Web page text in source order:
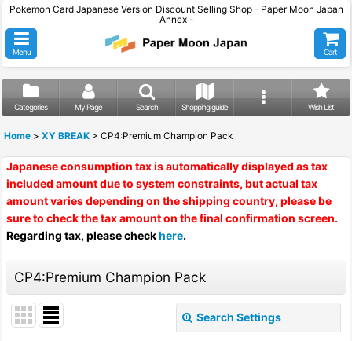
Pokemon Card Japanese Version Discount Selling Shop - Paper Moon Japan
Annex -
Menu Cart
Categories My Page Search Shopping guide Wish List
Home > XY BREAK > CP4:Premium Champion Pack
Japanese consumption tax is automatically displayed as tax
included amount due to system constraints, but actual tax
amount varies depending on the shipping country, please be
sure to check the tax amount on the final confirmation screen.
Regarding tax, please checkhere.
CP4:Premium Champion Pack
Search Settings